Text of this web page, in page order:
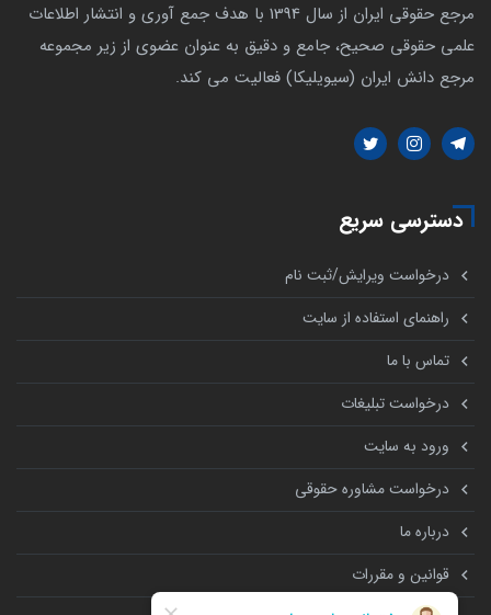
مرجع حقوقی ایران از سال 1394 با هدف جمع آوری و انتشار اطلاعات
علمی حقوقی صحیح، جامع و دقیق به عنوان عضوی از زیر مجموعه
مرجع دانش ایران (سیویلیکا) فعالیت می کند.
دسترسی سریع
درخواست ویرایش/ثبت نام
راهنمای استفاده از سایت
تماس با ما
درخواست تبلیغات
ورود به سایت
درخواست مشاوره حقوقی
درباره ما
قوانین و مقررات